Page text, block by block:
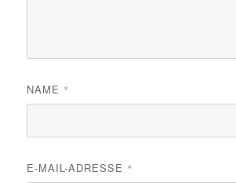
NAME *
E-MAIL-ADRESSE *